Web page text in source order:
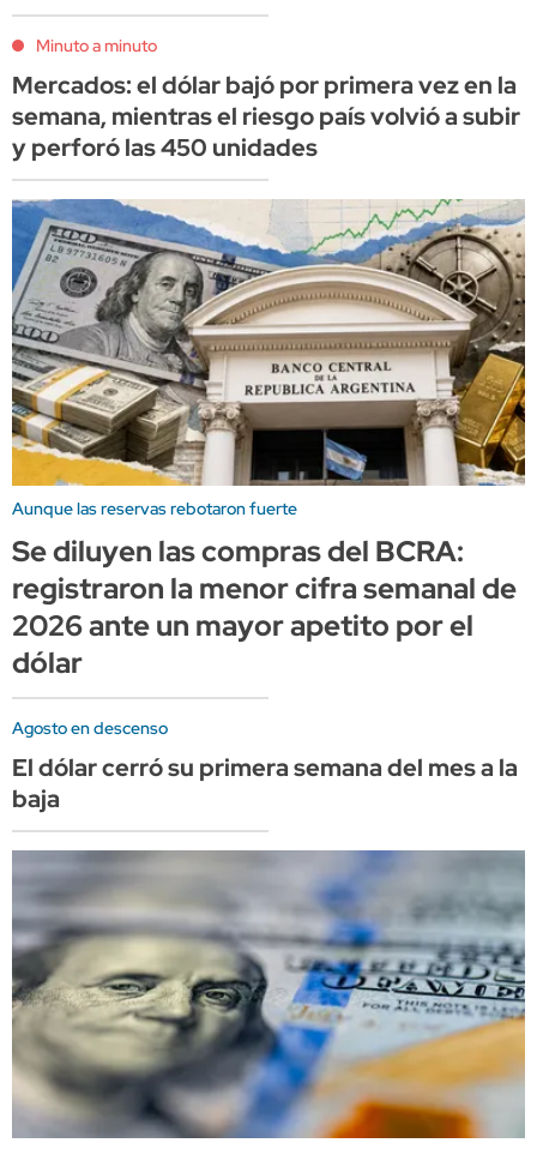
Minuto a minuto
Mercados: el dólar bajó por primera vez en la
semana, mientras el riesgo país volvió a subir
y perforó las 450 unidades
Aunque las reservas rebotaron fuerte
Se diluyen las compras del BCRA:
registraron la menor cifra semanal de
2026 ante un mayor apetito por el
dólar
Agosto en descenso
El dólar cerró su primera semana del mes a la
baja